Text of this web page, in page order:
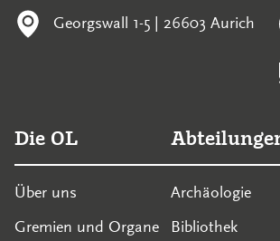
Georgswall 1-5 | 26603 Aurich
Die OL
Über uns
Gremien und Organe
Archäologie
Bibliothek